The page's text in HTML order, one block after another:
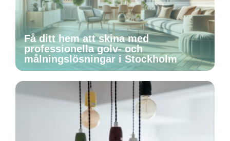
Få ditt hem att skina med
professionella golv- och
målningslösningar i Stockholm